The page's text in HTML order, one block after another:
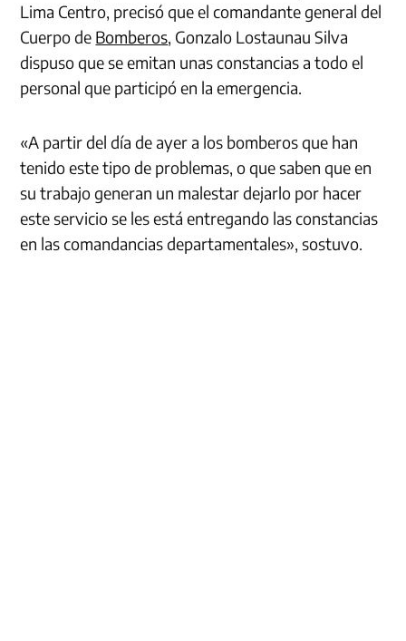
Lima Centro, precisó que el comandante general del
Cuerpo de Bomberos, Gonzalo Lostaunau Silva
dispuso que se emitan unas constancias a todo el
personal que participó en la emergencia.
«A partir del día de ayer a los bomberos que han
tenido este tipo de problemas, o que saben que en
su trabajo generan un malestar dejarlo por hacer
este servicio se les está entregando las constancias
en las comandancias departamentales», sostuvo.